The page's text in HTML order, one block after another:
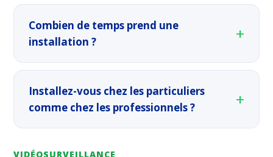
Combien de temps prend une
installation ?
Installez-vous chez les particuliers
comme chez les professionnels ?
VIDÉOSURVEILLANCE